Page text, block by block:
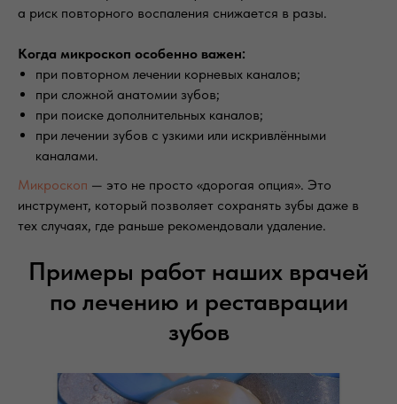
а риск повторного воспаления снижается в разы.
Когда микроскоп особенно важен:
при повторном лечении корневых каналов;
при сложной анатомии зубов;
при поиске дополнительных каналов;
при лечении зубов с узкими или искривлёнными
каналами.
Микроскоп — это не просто «дорогая опция». Это
инструмент, который позволяет сохранять зубы даже в
тех случаях, где раньше рекомендовали удаление.
Примеры работ наших врачей
по лечению и реставрации
зубов